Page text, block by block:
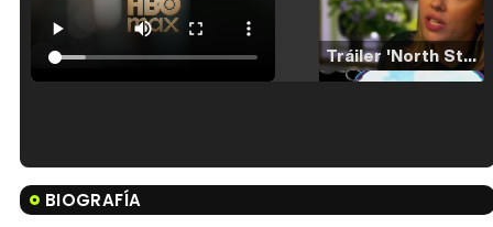
Tráiler 'North Star' (2023)
Tráiler en español de 'La isla olvidada'
BIOGRAFÍA